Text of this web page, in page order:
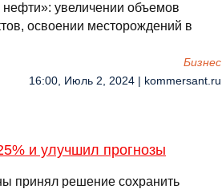
увеличении объемов
освоении месторождений в
Бизнес
16:00, Июль 2, 2024 | kommersant.ru
и улучшил прогнозы
принял решение сохранить